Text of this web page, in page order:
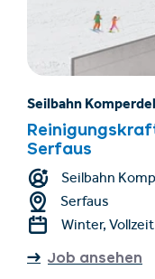
Seilbahn
Serfaus
Seilbahn
Serfaus
Winter, Vollzeit
Job ansehen